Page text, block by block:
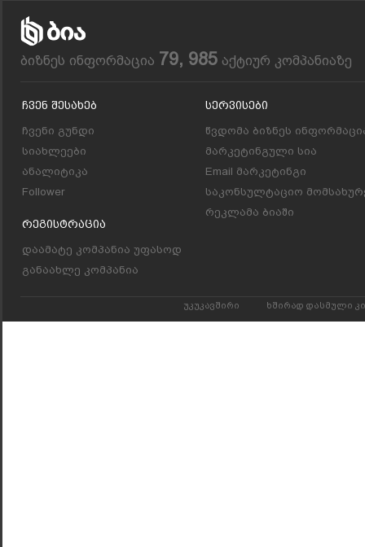
ბიზნეს ინფორმაცია 79, 985 აქტიურ კომპანიაზე
Ჩვენ Შესახებ
ჩვენი გუნდი
სიახლეები
ანალიტიკა
Follower
Რეგისტრაცია
დაამატე კომპანია უფასოდ
განაახლე კომპანია
Სერვისები
წვდომა ბიზნეს
მარკეტინგული სია
Email მარკეტინგი
საკონსულტაციო
რეკლამა ბიაში
უკუკავშირი ხშირად დასმული